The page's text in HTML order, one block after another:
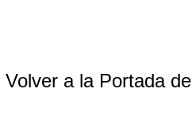
Volver a la Portada de